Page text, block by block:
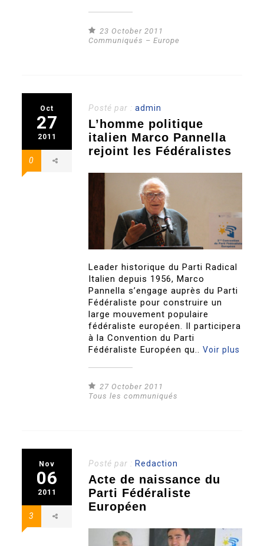
23 October 2011
Communiqués – Europe
Oct
27
2011
0
Posté par :admin
L’homme politique
italien Marco Pannella
rejoint les Fédéralistes
Leader historique du Parti Radical
Italien depuis 1956, Marco
Pannella s’engage auprès du Parti
Fédéraliste pour construire un
large mouvement populaire
fédéraliste européen. Il participera
à la Convention du Parti
Fédéraliste Européen qu..Voir plus
27 October 2011
Tous les communiqués
Nov
06
2011
3
Posté par : Redaction
Acte de naissance du
Parti Fédéraliste
Européen